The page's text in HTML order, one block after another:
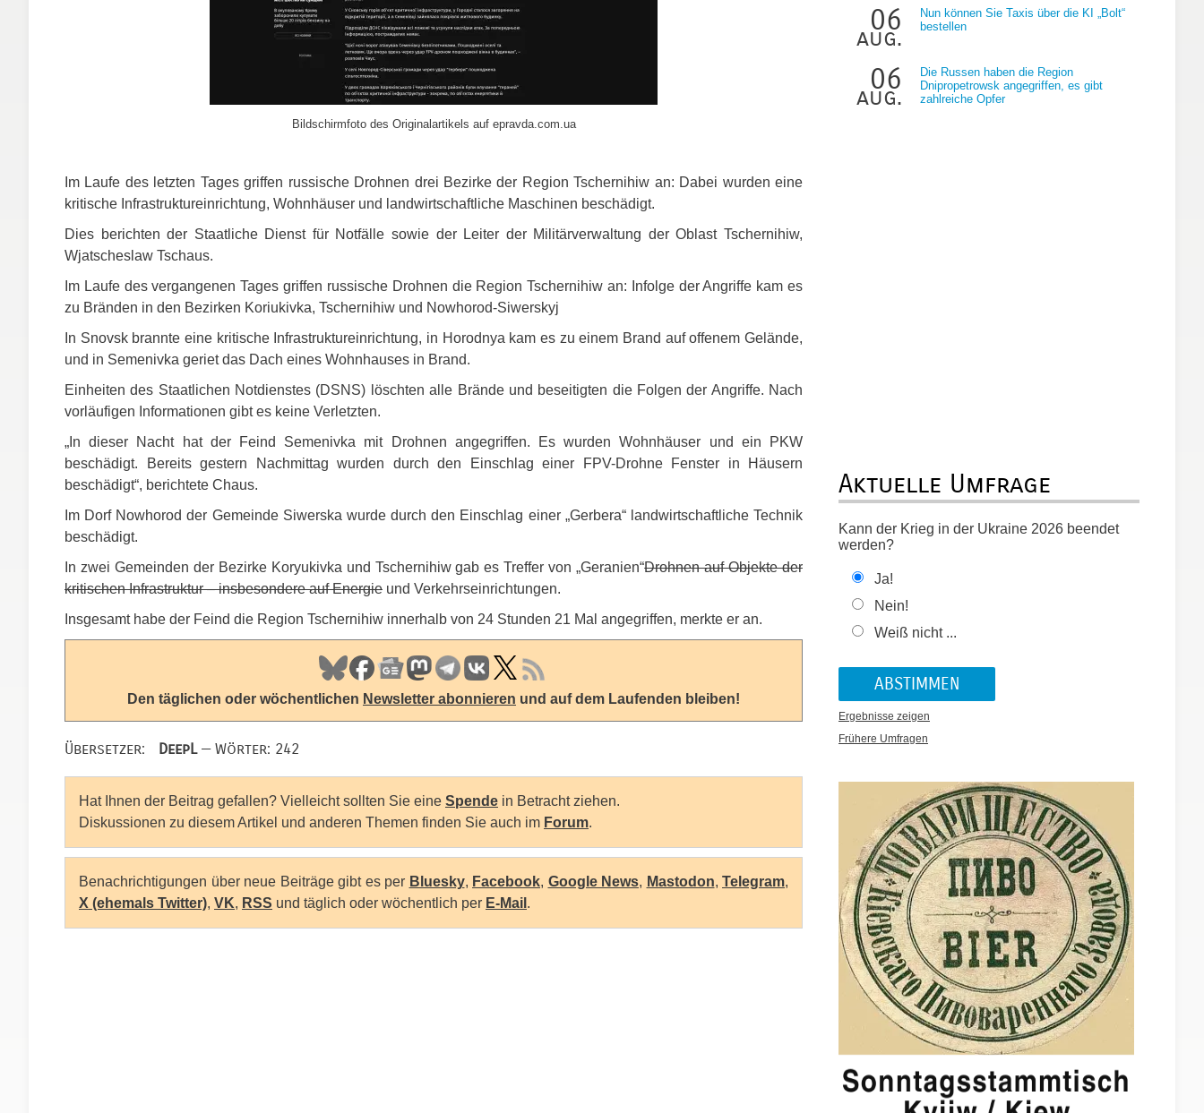
Bildschirmfoto des Originalartikels auf epravda.com.ua
Im Laufe des letzten Tages griffen russische Drohnen drei Bezirke der Region Tschernihiw an: Dabei wurden eine
kritische Infrastruktureinrichtung, Wohnhäuser und landwirtschaftliche Maschinen beschädigt.
Dies berichten der Staatliche Dienst für Notfälle sowie der Leiter der Militärverwaltung der Oblast Tschernihiw,
Wjatscheslaw Tschaus.
Im Laufe des vergangenen Tages griffen russische Drohnen die Region Tschernihiw an: Infolge der Angriffe kam es
zu Bränden in den Bezirken Koriukivka, Tschernihiw und Nowhorod-Siwerskyj
In Snovsk brannte eine kritische Infrastruktureinrichtung, in Horodnya kam es zu einem Brand auf offenem Gelände,
und in Semenivka geriet das Dach eines Wohnhauses in Brand.
Einheiten des Staatlichen Notdienstes (DSNS) löschten alle Brände und beseitigten die Folgen der Angriffe. Nach
vorläufigen Informationen gibt es keine Verletzten.
„In dieser Nacht hat der Feind Semenivka mit Drohnen angegriffen. Es wurden Wohnhäuser und ein
PKW
beschädigt. Bereits gestern Nachmittag wurden durch den Einschlag einer
FPV-Drohne Fenster in Häusern
beschädigt“, berichtete Chaus.
Im Dorf Nowhorod der Gemeinde Siwerska wurde durch den Einschlag einer „Gerbera“ landwirtschaftliche Technik
beschädigt.
In zwei Gemeinden der Bezirke Koryukivka und Tschernihiw gab es Treffer von „Geranien“Drohnen auf Objekte der
kritischen Infrastruktur – insbesondere auf Energie und Verkehrseinrichtungen.
Insgesamt habe der Feind die Region Tschernihiw innerhalb von 24 Stunden 21 Mal angegriffen, merkte er an.
Den täglichen oder wöchentlichen Newsletter abonnieren und auf dem Laufenden bleiben!
Übersetzer: DeepL— Wörter: 242
Hat Ihnen der Beitrag gefallen? Vielleicht sollten Sie eine Spende in Betracht ziehen.
Diskussionen zu diesem Artikel und anderen Themen finden Sie auch im Forum.
Benachrichtigungen über neue Beiträge gibt es per Bluesky, Facebook, Google News, Mastodon, Telegram,
X (ehemals Twitter), VK, RSS und täglich oder wöchentlich per E-Mail .
06
aug.
Nun können Sie Taxis über die KI „Bolt“
bestellen
06
aug.
Die Russen haben die Region
Dnipropetrowsk angegriffen, es gibt
zahlreiche Opfer
Aktuelle Umfrage
Kann der Krieg in der Ukraine 2026 beendet
werden?
Ja!
Nein!
Weiß nicht ...
Ergebnisse zeigen
Frühere Umfragen